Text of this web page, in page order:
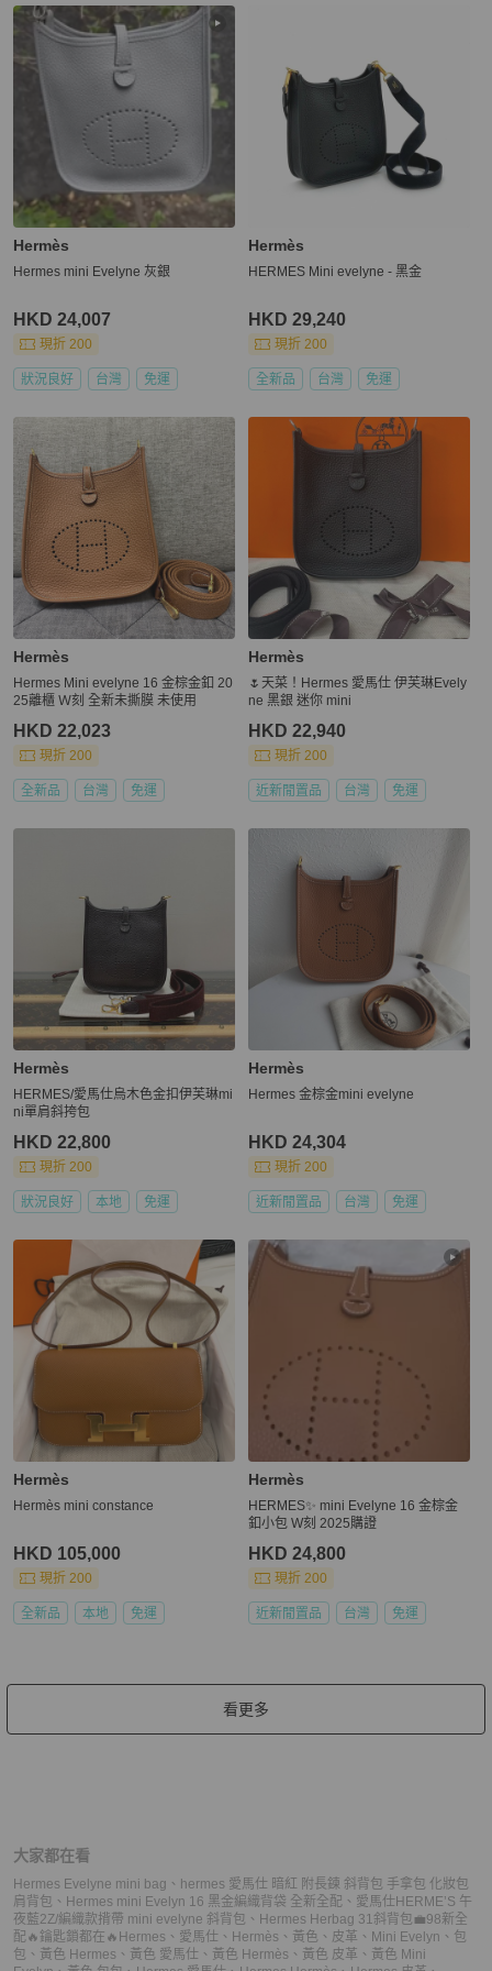
Hermès
Hermes mini Evelyne 灰銀
HKD 24,007
現折 200
狀況良好 台灣 免運
Hermès
HERMES Mini evelyne - 黑金
HKD 29,240
現折 200
全新品 台灣 免運
Hermès
Hermes Mini evelyne 16 金棕金釦 20
25離櫃 Ｗ刻 全新未撕膜 未使用
HKD 22,023
現折 200
全新品 台灣 免運
Hermès
🌷天菜！Hermes 愛馬仕 伊芙琳Evely
ne 黑銀 迷你 mini
HKD 22,940
現折 200
近新閒置品 台灣 免運
Hermès
HERMES/愛馬仕烏木色金扣伊芙琳mi
ni單肩斜挎包
HKD 22,800
現折 200
狀況良好 本地 免運
Hermès
Hermes 金棕金mini evelyne
HKD 24,304
現折 200
近新閒置品 台灣 免運
Hermès
Hermès mini constance
HKD 105,000
現折 200
全新品 本地 免運
Hermès
HERMES✨ mini Evelyne 16 金棕金
釦小包 W刻 2025購證
HKD 24,800
現折 200
近新閒置品 台灣 免運
看更多
大家都在看
Hermes Evelyne mini bag 、 hermes 愛馬仕 暗紅 附長鍊 斜背包 手拿包 化妝包
肩背包 、 Hermes mini Evelyn 16 黑金編織背袋 全新全配 、 愛馬仕HERME’S 午
夜藍2Z/編織款揹帶 mini evelyne 斜背包 、 Hermes Herbag 31斜背包💼98新全
配🔥鑰匙鎖都在🔥 Hermes 、 愛馬仕 、 Hermès 、 黃色 、 皮革 、 Mini Evelyn 、 包
包 、 黃色 Hermes 、 黃色 愛馬仕 、 黃色 Hermès 、 黃色 皮革 、 黃色 Mini